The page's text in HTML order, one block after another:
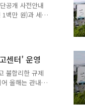
공개 사전안내
백만 원)과 세외
, 체납 발생일로
다. 지난달 24
간 내에 소명
방세 심의위원
을 공고할 예정..
센터' 운영
불합리한 규제
올해는 관내
행합니다. 또한
적극 알립니다.